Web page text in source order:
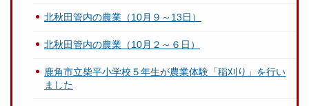
北秋田管内の農業（10月９～13日）
北秋田管内の農業（10月２～６日）
鹿角市立柴平小学校５年生が農業体験「稲刈り」を行い
ました